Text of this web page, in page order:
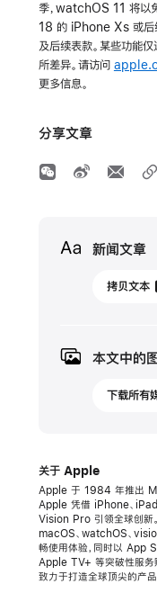
季，watchOS 11 将以
18 的 iPhone Xs 或
及后续表款。某些功能
所差异。请访问
更多信息。
分享文章
新闻文章
2024
月
稿
watchOS
11
带
来
拷贝文本
本文中的
下载所有
关于 Apple
Apple 于 1984 年推出
Apple 凭借 iPhone、
Vision Pro 引领全球创新
macOS、watchOS、
畅使用体验，同时以 App
Apple TV+ 等突破性服务
致力于打造全球顶尖的产品